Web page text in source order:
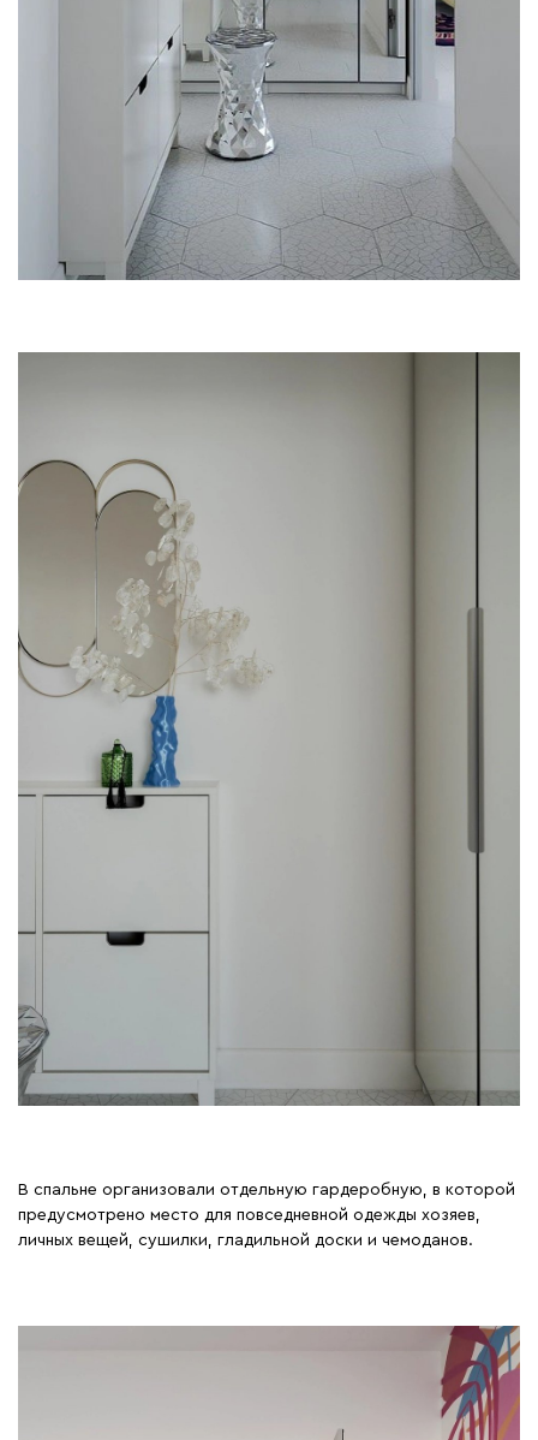
В спальне организовали отдельную гардеробную, в которой
предусмотрено место для повседневной одежды хозяев,
личных вещей, сушилки, гладильной доски и чемоданов.